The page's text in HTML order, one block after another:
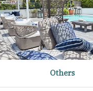
Others